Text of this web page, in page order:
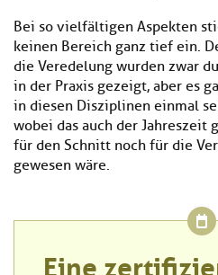
Bei so vielfältigen Aspekten
keinen Bereich ganz tief ein.
die Veredelung wurden zwar
in der Praxis gezeigt, aber es
in diesen Disziplinen einmal
wobei das auch der Jahreszeit
für den Schnitt noch für die
gewesen wäre.
Eine